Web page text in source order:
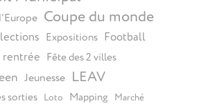
Coupe du monde
Expositions Football
rentrée Fête des 2 villes
Jeunesse LEAV
sorties Loto Mapping Marché